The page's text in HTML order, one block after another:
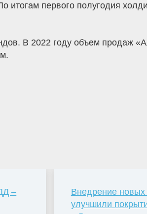
первого полугодия
В 2022 году объем продаж
–
Внедрение новых
улучшили